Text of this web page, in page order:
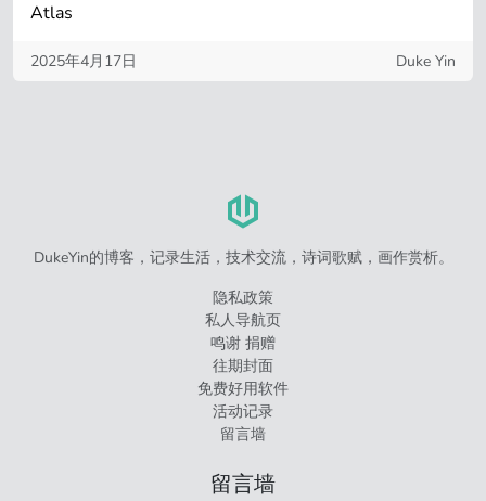
Atlas
2025年4月17日 Duke Yin
DukeYin的博客，记录生活，技术交流，诗词歌赋，画作赏析。
隐私政策
私人导航页
鸣谢 捐赠
往期封面
免费好用软件
活动记录
留言墙
留言墙